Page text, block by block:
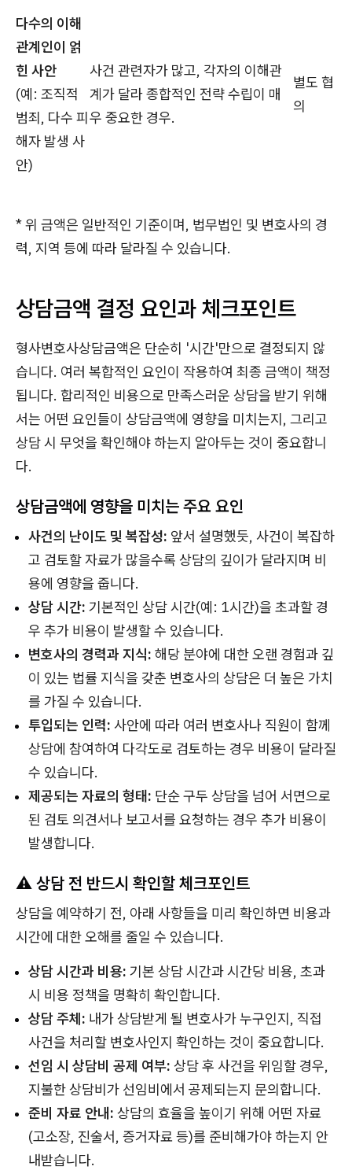
다수의 이해
관계인이 얽
힌 사안
(예: 조직적
범죄, 다수 피
해자 발생 사
안)
사건 관련자가 많고, 각자의 이해관
계가 달라 종합적인 전략 수립이 매
우 중요한 경우.
별도 협
의
* 위 금액은 일반적인 기준이며, 법무법인 및 변호사의 경
력, 지역 등에 따라 달라질 수 있습니다.
상담금액 결정 요인과 체크포인트
형사변호사상담금액은 단순히 '시간'만으로 결정되지 않
습니다. 여러 복합적인 요인이 작용하여 최종 금액이 책정
됩니다. 합리적인 비용으로 만족스러운 상담을 받기 위해
서는 어떤 요인들이 상담금액에 영향을 미치는지, 그리고
상담 시 무엇을 확인해야 하는지 알아두는 것이 중요합니
다.
상담금액에 영향을 미치는 주요 요인
사건의 난이도 및 복잡성: 앞서 설명했듯, 사건이 복잡하
고 검토할 자료가 많을수록 상담의 깊이가 달라지며 비
용에 영향을 줍니다.
상담 시간: 기본적인 상담 시간(예: 1시간)을 초과할 경
우 추가 비용이 발생할 수 있습니다.
변호사의 경력과 지식: 해당 분야에 대한 오랜 경험과 깊
이 있는 법률 지식을 갖춘 변호사의 상담은 더 높은 가치
를 가질 수 있습니다.
투입되는 인력: 사안에 따라 여러 변호사나 직원이 함께
상담에 참여하여 다각도로 검토하는 경우 비용이 달라질
수 있습니다.
제공되는 자료의 형태: 단순 구두 상담을 넘어 서면으로
된 검토 의견서나 보고서를 요청하는 경우 추가 비용이
발생합니다.
⚠️ 상담 전 반드시 확인할 체크포인트
상담을 예약하기 전, 아래 사항들을 미리 확인하면 비용과
시간에 대한 오해를 줄일 수 있습니다.
상담 시간과 비용: 기본 상담 시간과 시간당 비용, 초과
시 비용 정책을 명확히 확인합니다.
상담 주체: 내가 상담받게 될 변호사가 누구인지, 직접
사건을 처리할 변호사인지 확인하는 것이 중요합니다.
선임 시 상담비 공제 여부: 상담 후 사건을 위임할 경우,
지불한 상담비가 선임비에서 공제되는지 문의합니다.
준비 자료 안내: 상담의 효율을 높이기 위해 어떤 자료
(고소장, 진술서, 증거자료 등)를 준비해가야 하는지 안
내받습니다.